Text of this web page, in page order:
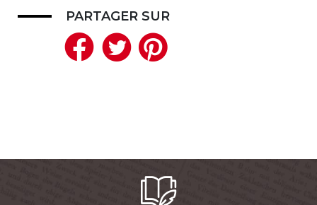
PARTAGER SUR
Facebook
Twitter